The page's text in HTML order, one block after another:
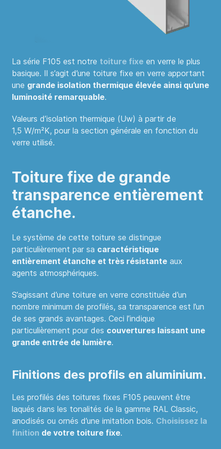
La série F105 est notre toiture fixeen verre le plus
basique. Il s’agit d’une toiture fixe en verre apportant
une grande isolation thermique élevée ainsi qu’une
luminosité remarquable.
Valeurs d’isolation thermique (Uw) à partir de
1,5 W/m²K, pour la section générale en fonction du
verre utilisé.
Toiture fixe de grande
transparence entièrement
étanche.
Le système de cette toiture se distingue
particulièrement par sa caractéristique
entièrement étanche et très résistanteaux
agents atmosphériques.
S’agissant d’une toiture en verre constituée d’un
nombre minimum de profilés, sa transparence est l’un
de ses grands avantages. Ceci l’indique
particulièrement pour des couvertures laissant une
grande entrée de lumière.
Finitions des profils en aluminium.
Les profilés des toitures fixes F105 peuvent être
laqués dans les tonalités de la gamme RAL Classic,
anodisés ou ornés d’une imitation bois. Choisissez la
finition de votre toiture fixe.